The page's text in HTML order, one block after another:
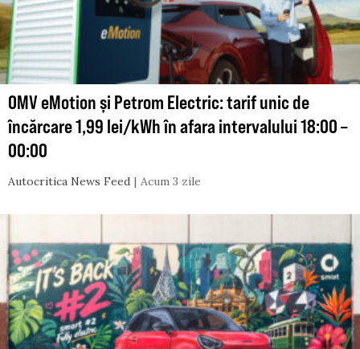
OMV eMotion și Petrom Electric: tarif unic de
încărcare 1,99 lei/kWh în afara intervalului 18:00 –
00:00
Autocritica News Feed Acum 3 zile